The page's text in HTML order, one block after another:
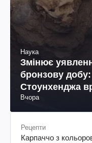
Наука
Змінює
бронзову добу:
Стоунхенджа
Вчора
Рецепти
Карпаччо з